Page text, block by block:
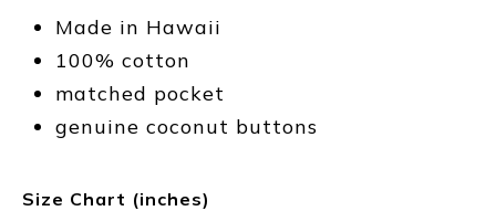
Made in Hawaii
100% cotton
matched pocket
genuine coconut buttons
Size Chart (inches)